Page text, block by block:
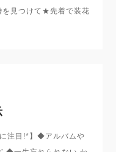
見つけて★先着で装花
注目!*】◆アルバムや